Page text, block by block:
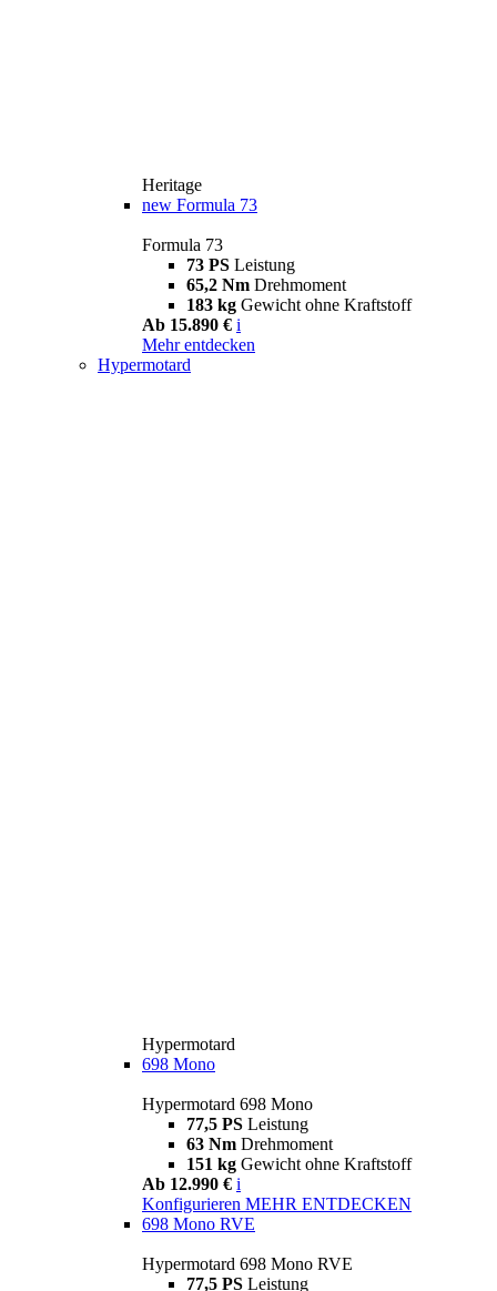
Heritage
new Formula 73
Formula 73
73 PS Leistung
65,2 Nm Drehmoment
183 kg Gewicht ohne Kraftstoff
Ab 15.890 € i
Mehr entdecken
Hypermotard
Hypermotard
698 Mono
Hypermotard 698 Mono
77,5 PS Leistung
63 Nm Drehmoment
151 kg Gewicht ohne Kraftstoff
Ab 12.990 € i
Konfigurieren MEHR ENTDECKEN
698 Mono RVE
Hypermotard 698 Mono RVE
77,5 PS Leistung